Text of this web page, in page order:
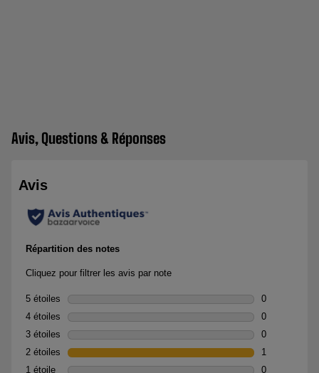
Avis, Questions & Réponses